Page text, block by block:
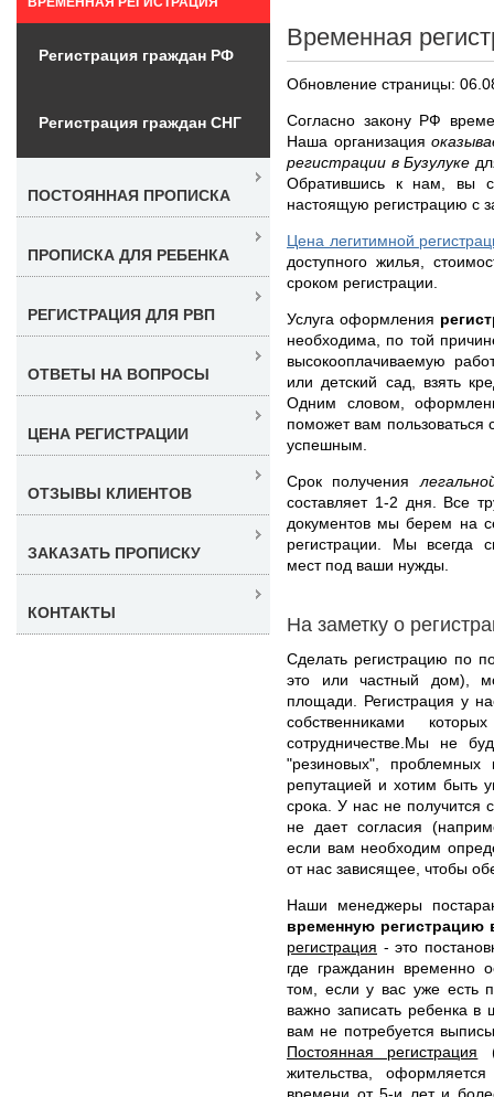
Временная
Обновление страницы:
Согласно закону РФ
Наша организация
регистрации в Бузулуке
Обратившись к нам, вы
настоящую регистрацию с
Цена легитимной
доступного жилья,
сроком регистрации.
Услуга оформления
необходима, по той
высокооплачиваемую
или детский сад, взять
Одним словом,
поможет вам
успешным.
Срок получения
составляет 1-2 дня. Все
документов мы берем на
регистрации. Мы всегда
мест под ваши нужды.
На заметку о
Сделать регистрацию по
это или частный дом),
площади. Регистрация у
собственниками
сотрудничестве.Мы не
"резиновых", проблемных
репутацией и хотим быть
срока. У нас не получится
не дает согласия
если вам необходим
от нас зависящее, чтобы
Наши менеджеры
временную регистрацию
регистрация - это
где гражданин временно
том, если у вас уже есть
важно записать ребенка в
вам не потребуется
Постоянная регистрация
жительства,
времени от 5-и лет и
Регистрация граждан РФ
Регистрация граждан СНГ
ПОСТОЯННАЯ ПРОПИСКА
ПРОПИСКА ДЛЯ РЕБЕНКА
РЕГИСТРАЦИЯ ДЛЯ РВП
ОТВЕТЫ НА ВОПРОСЫ
ЦЕНА РЕГИСТРАЦИИ
ОТЗЫВЫ КЛИЕНТОВ
ЗАКАЗАТЬ ПРОПИСКУ
КОНТАКТЫ